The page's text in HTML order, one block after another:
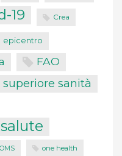
19 Crea
epicentro
FAO
sanità
OMS one health